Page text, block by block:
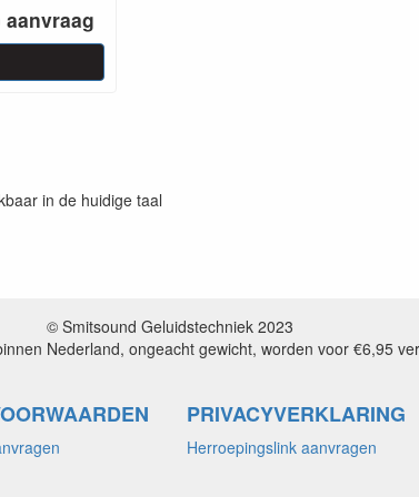
in de huidige taal
© Smitsound Geluidstechniek 2023
Nederland, ongeacht gewicht, worden voor €6,95
PRIVACYVERKLARING
Herroepingslink aanvragen